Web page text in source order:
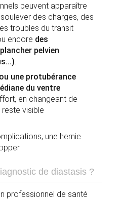
peuvent apparaître
des charges, des
troubles du transit
encore des
pelvien
.
une protubérance
du ventre
en changeant de
visible
une hernie
de diastasis ?
professionnel de santé